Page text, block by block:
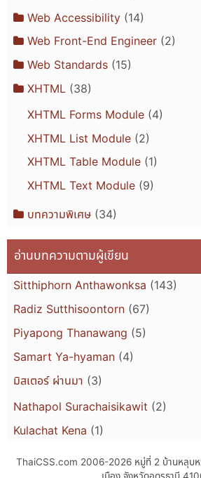
Web Accessibility(14)
Web Front-End Engineer(2)
Web Standards(15)
XHTML (38)
XHTML Forms Module(4)
XHTML List Module(2)
XHTML Table Module(1)
XHTML Text Module(9)
บทความพิเศษ(34)
อ่านบทความตามผู้เขียน
Sitthiphorn Anthawonksa (143)
Radiz Sutthisoontorn (67)
Piyapong Thanawang (5)
Samart Ya-hyaman (4)
มิสเตอร์ ผ่านมา (3)
Nathapol Surachaisikawit (2)
Kulachat Kena (1)
ThaiCSS.com 2006-2026 หมู่ที่ 2 บ้านหลุบห
เมือง จังหวัดอุดรธานี